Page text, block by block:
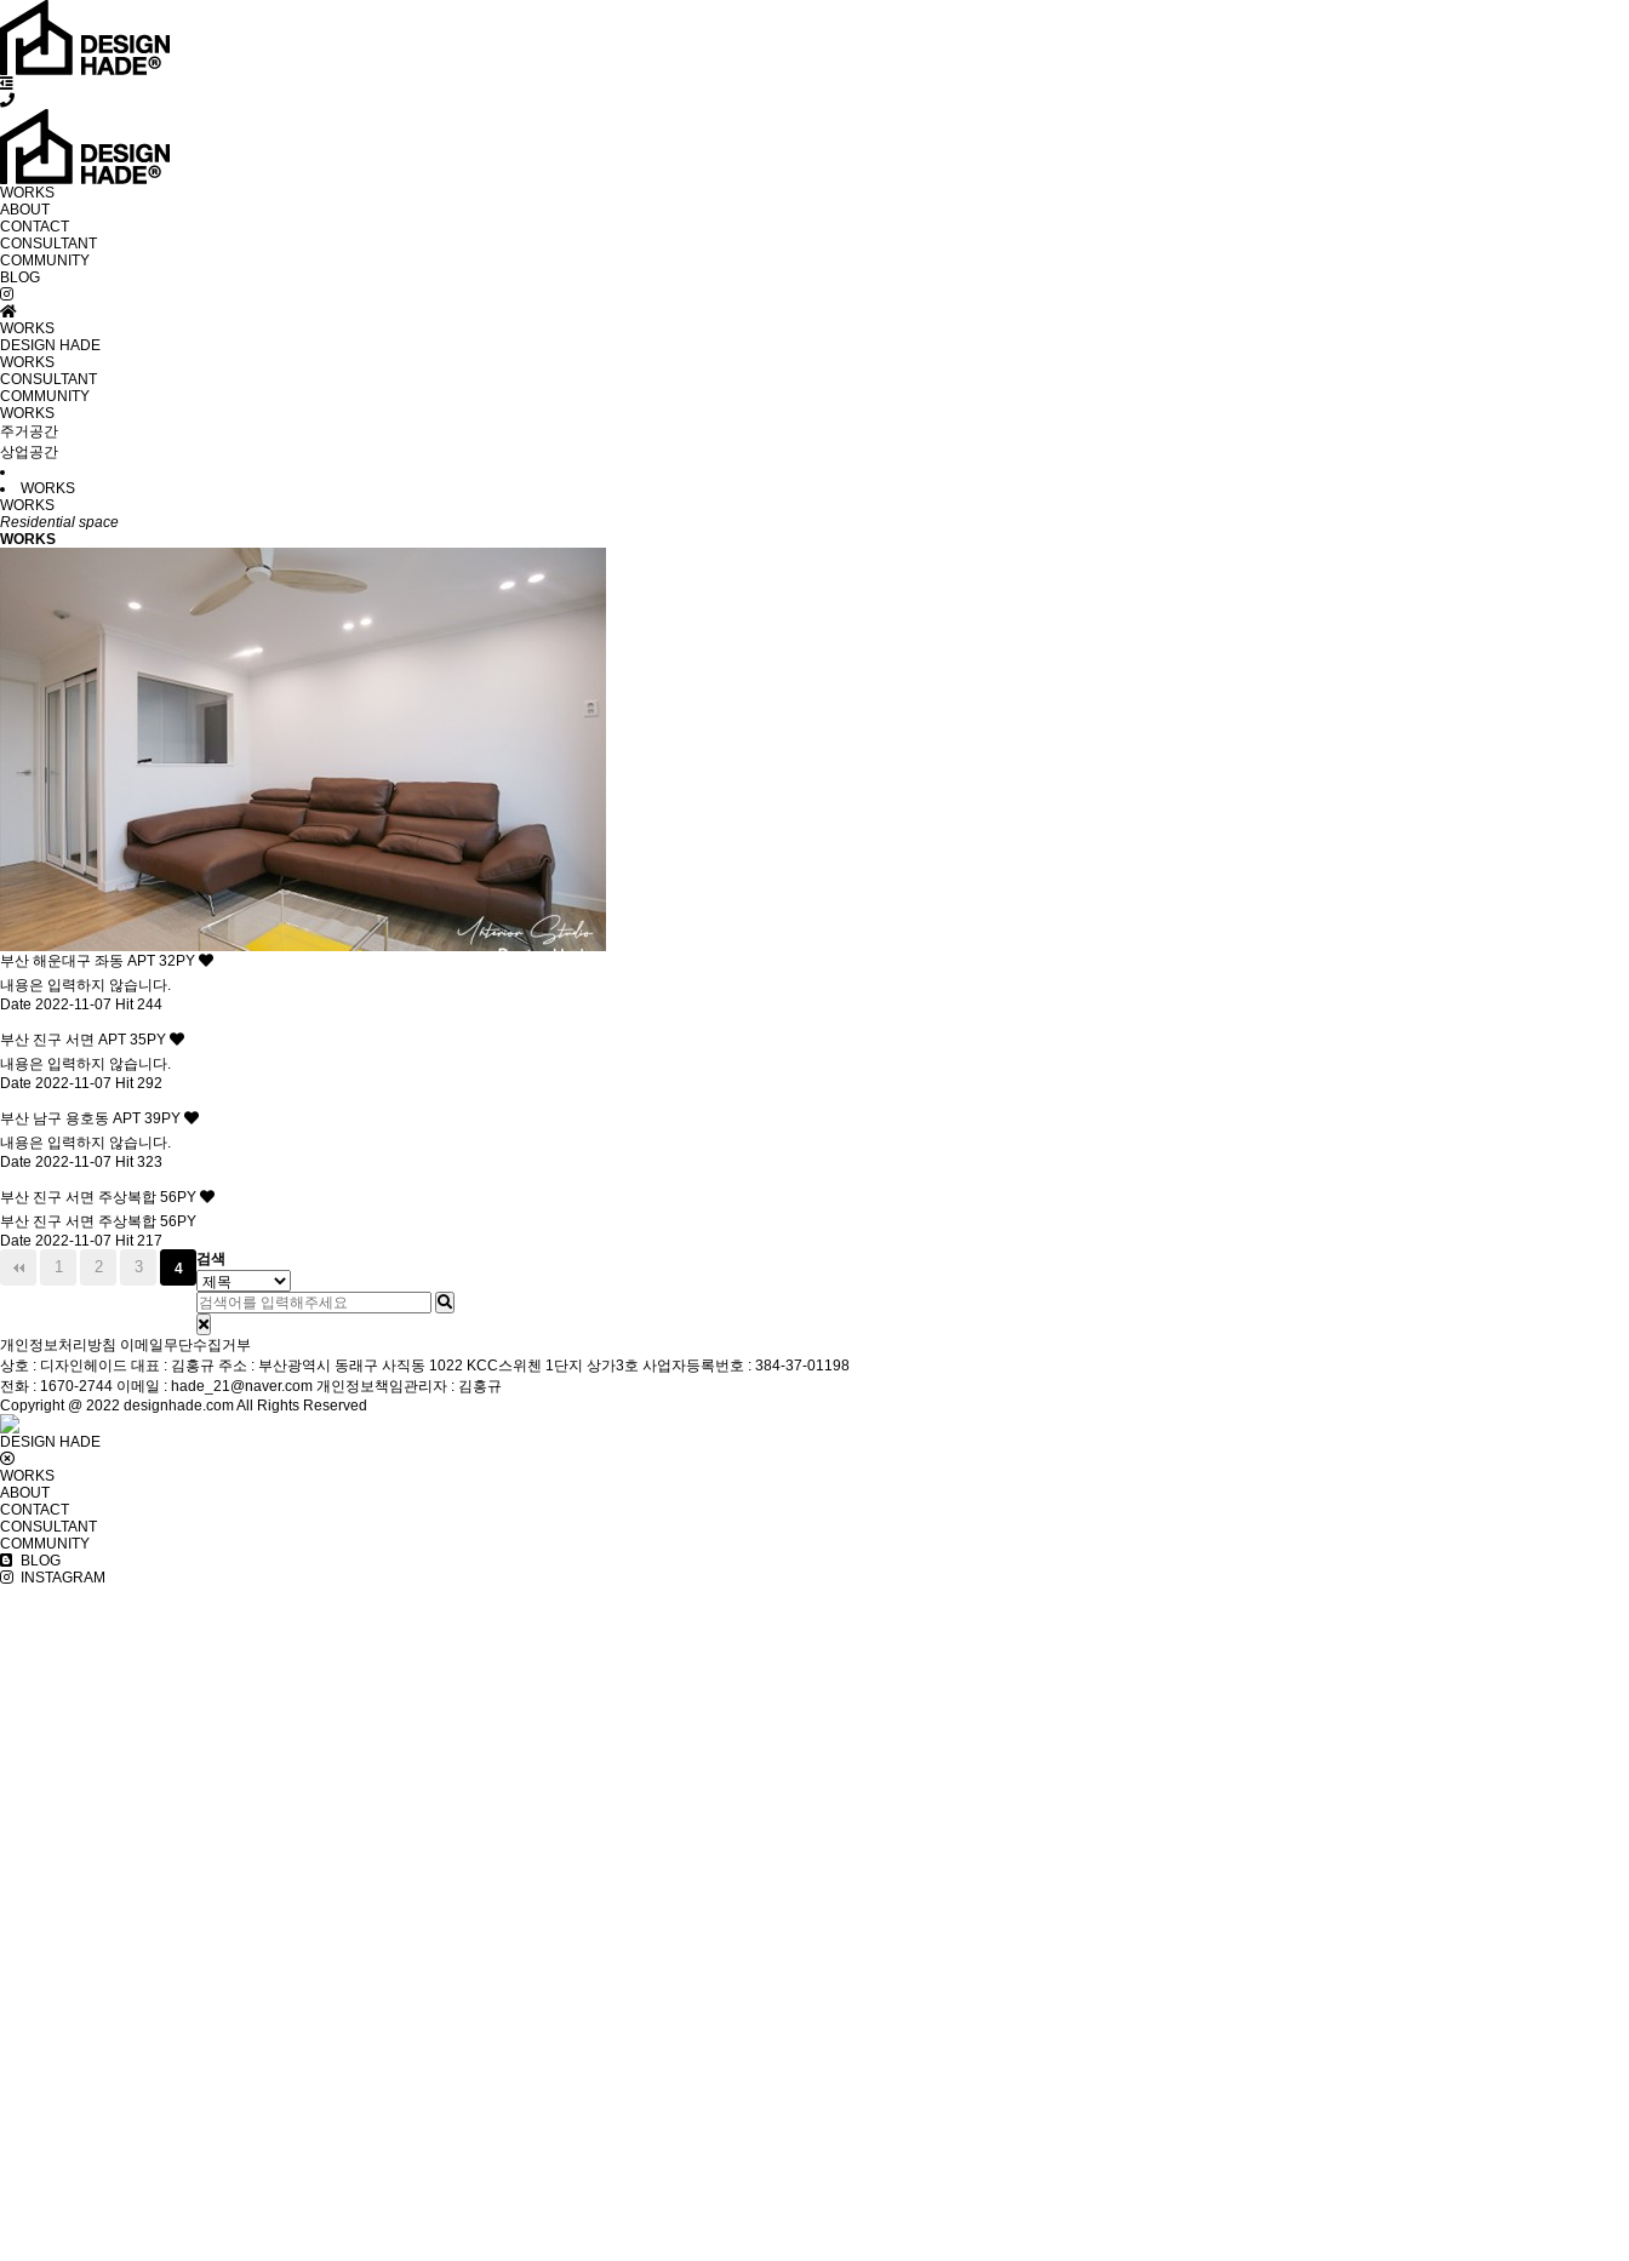
WORKS
ABOUT
CONTACT
CONSULTANT
COMMUNITY
BLOG
WORKS
DESIGN HADE
WORKS
CONSULTANT
COMMUNITY
WORKS
주거공간
상업공간
WORKS
WORKS
Residential space
WORKS
부산 해운대구 좌동 APT 32PY
내용은 입력하지 않습니다.
Date 2022-11-07 Hit 244
부산 진구 서면 APT 35PY
내용은 입력하지 않습니다.
Date 2022-11-07 Hit 292
부산 남구 용호동 APT 39PY
내용은 입력하지 않습니다.
Date 2022-11-07 Hit 323
부산 진구 서면 주상복합 56PY
부산 진구 서면 주상복합 56PY
Date 2022-11-07 Hit 217
1 2 3 4
검색
개인정보처리방침 이메일무단수집거부
상호 : 디자인헤이드 대표 : 김홍규 주소 : 부산광역시 동래구 사직동 1022 KCC스위첸 1단지 상가3호 사업자등록번호 : 384-37-01198
전화 : 1670-2744 이메일 : hade_21@naver.com 개인정보책임관리자 : 김홍규
Copyright @ 2022 designhade.com All Rights Reserved
DESIGN HADE
WORKS
ABOUT
CONTACT
CONSULTANT
COMMUNITY
BLOG
INSTAGRAM